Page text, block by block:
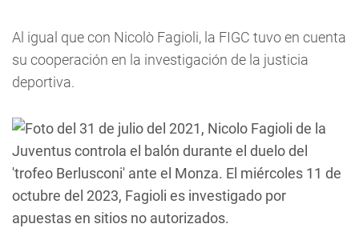
Al igual que con Nicolò Fagioli, la FIGC tuvo en cuenta
su cooperación en la investigación de la justicia
deportiva.